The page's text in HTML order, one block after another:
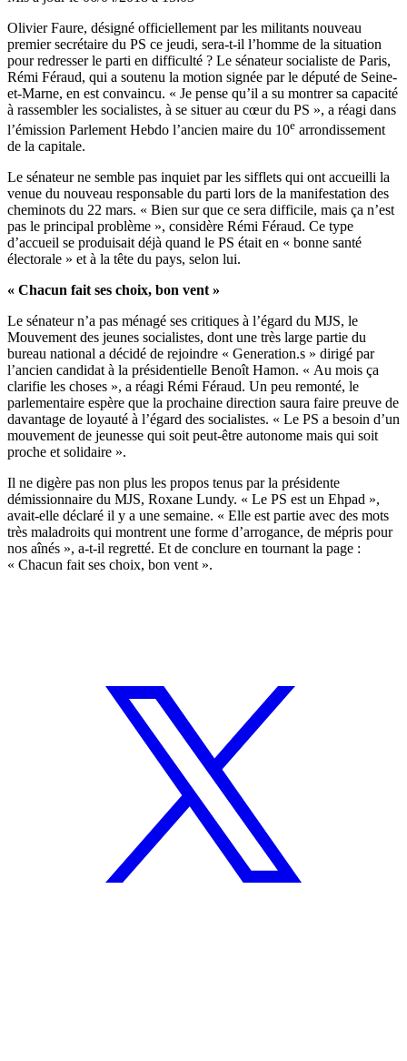
Olivier Faure, désigné officiellement par les militants nouveau
premier secrétaire du PS ce jeudi, sera-t-il l’homme de la situation
pour redresser le parti en difficulté ? Le sénateur socialiste de Paris,
Rémi Féraud, qui a soutenu la motion signée par le député de Seine-
et-Marne, en est convaincu. « Je pense qu’il a su montrer sa capacité
à rassembler les socialistes, à se situer au cœur du PS », a réagi dans
l’émission Parlement Hebdo l’ancien maire du 10e arrondissement
de la capitale.
Le sénateur ne semble pas inquiet par les sifflets qui ont accueilli la
venue du nouveau responsable du parti lors de la manifestation des
cheminots du 22 mars. « Bien sur que ce sera difficile, mais ça n’est
pas le principal problème », considère Rémi Féraud. Ce type
d’accueil se produisait déjà quand le PS était en « bonne santé
électorale » et à la tête du pays, selon lui.
« Chacun fait ses choix, bon vent »
Le sénateur n’a pas ménagé ses critiques à l’égard du MJS, le
Mouvement des jeunes socialistes, dont une très large partie du
bureau national a décidé de rejoindre « Generation.s » dirigé par
l’ancien candidat à la présidentielle Benoît Hamon. « Au mois ça
clarifie les choses », a réagi Rémi Féraud. Un peu remonté, le
parlementaire espère que la prochaine direction saura faire preuve de
davantage de loyauté à l’égard des socialistes. « Le PS a besoin d’un
mouvement de jeunesse qui soit peut-être autonome mais qui soit
proche et solidaire ».
Il ne digère pas non plus les propos tenus par la présidente
démissionnaire du MJS, Roxane Lundy. « Le PS est un Ehpad »,
avait-elle déclaré il y a une semaine. « Elle est partie avec des mots
très maladroits qui montrent une forme d’arrogance, de mépris pour
nos aînés », a-t-il regretté. Et de conclure en tournant la page :
« Chacun fait ses choix, bon vent ».